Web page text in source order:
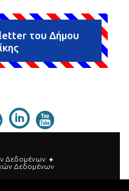
του Δήμου
Δεδομένων
Δεδομένων